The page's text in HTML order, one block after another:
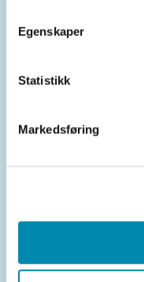
Egenskaper
Statistikk
Markedsføring
automatiske
Verktøy for å
tidsstyrte
Ordre- og
Effektiv